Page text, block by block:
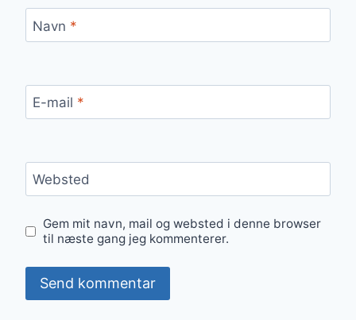
Navn *
E-mail *
Websted
Gem mit navn, mail og websted i denne browser
til næste gang jeg kommenterer.